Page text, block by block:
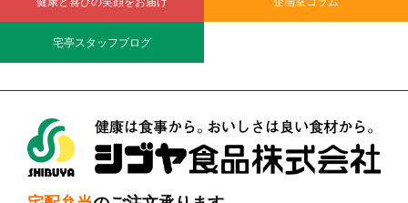
宅亭スタッフブログ